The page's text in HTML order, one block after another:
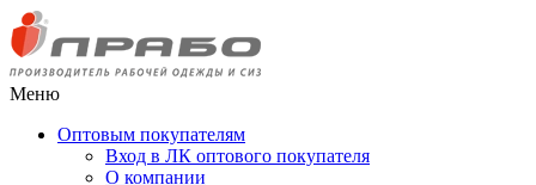
Меню
Оптовым покупателям
Вход в ЛК оптового покупателя
О компании